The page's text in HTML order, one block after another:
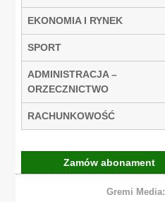
EKONOMIA I RYNEK
SPORT
ADMINISTRACJA –
ORZECZNICTWO
RACHUNKOWOŚĆ
Zamów abonament
Gremi Media: